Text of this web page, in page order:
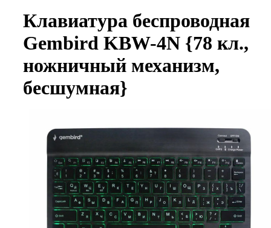
Клавиатура беспроводная
Gembird KBW-4N {78 кл.,
ножничный механизм,
бесшумная}